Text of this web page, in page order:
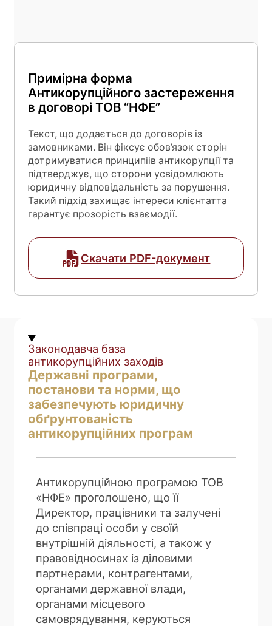
Примірна форма
Антикорупційного застереження
в договорі ТОВ “НФЕ”
Текст, що додається до договорів із
замовниками. Він фіксує обов’язок сторін
дотримуватися принципіів антикорупції та
підтверджує, що сторони усвідомлюють
юридичну відповідальність за порушення.
Такий підхід захищає інтереси клієнтатта
гарантує прозорість взаємодії.
Скачати PDF-документ
Законодавча база
антикорупційних заходів
Державні програми,
постанови та норми, що
забезпечують юридичну
обґрунтованість
антикорупційних програм
Антикорупційною програмою ТОВ
«НФЕ» проголошено, що її
Директор, працівники та залучені
до співпраці особи у своїй
внутрішній діяльності, а також у
правовідносинах із діловими
партнерами, контрагентами,
органами державної влади,
органами місцевого
самоврядування, керуються